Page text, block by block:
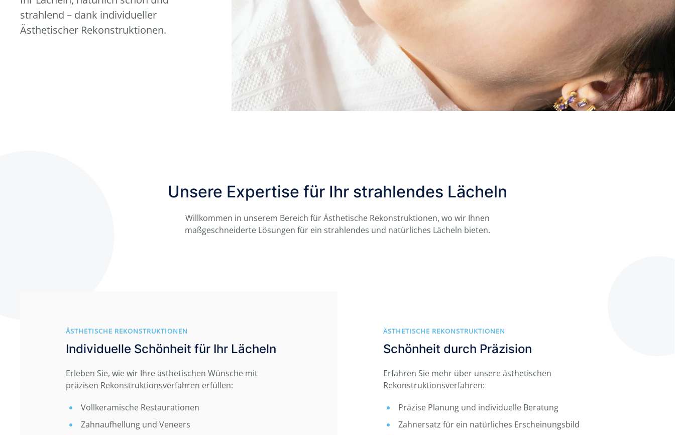
strahlend – dank individueller
Ästhetischer Rekonstruktionen.
Unsere Expertise für Ihr strahlendes Lächeln
Willkommen in unserem Bereich für Ästhetische Rekonstruktionen, wo wir Ihnen
maßgeschneiderte Lösungen für ein strahlendes und natürliches Lächeln bieten.
ÄSTHETISCHE REKONSTRUKTIONEN
Individuelle Schönheit für Ihr Lächeln
Erleben Sie, wie wir Ihre ästhetischen Wünsche mit
präzisen Rekonstruktionsverfahren erfüllen:
Vollkeramische Restaurationen
Zahnaufhellung und Veneers
ÄSTHETISCHE REKONSTRUKTIONEN
Schönheit durch Präzision
Erfahren Sie mehr über unsere ästhetischen
Rekonstruktionsverfahren:
Präzise Planung und individuelle Beratung
Zahnersatz für ein natürliches Erscheinungsbild